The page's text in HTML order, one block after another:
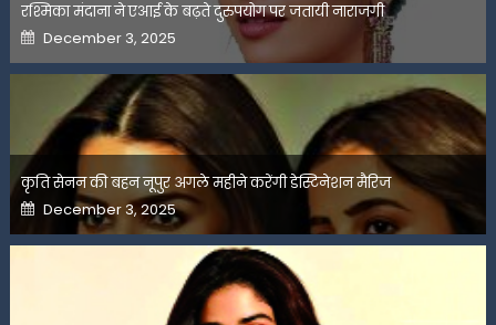
रश्मिका मंदाना ने एआई के बढ़ते दुरुपयोग पर जतायी नाराजगी
Posted
on
December 3, 2025
कृति सेनन की बहन नूपुर अगले महीने करेंगी डेस्टिनेशन मैरिज
Posted
on
December 3, 2025